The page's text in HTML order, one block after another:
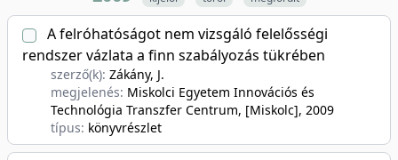
A felróhatóságot nem vizsgáló felelősségi
rendszer vázlata a finn szabályozás tükrében
szerző(k): Zákány, J.
megjelenés: Miskolci Egyetem Innovációs és
Technológia Transzfer Centrum, [Miskolc], 2009
típus: könyvrészlet